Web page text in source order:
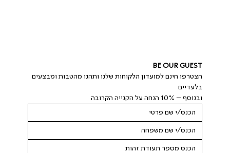
BE OUR GUEST
הצטרפו חינם למועדון הלקוחות שלנו ותהנו מהטבות ומבצעים
בלעדיים
ובנוסף – 10% הנחה על הקנייה הקרובה